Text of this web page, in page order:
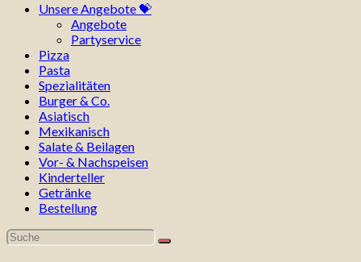
Unsere Angebote 💝
Angebote
Partyservice
Pizza
Pasta
Spezialitäten
Burger & Co.
Asiatisch
Mexikanisch
Salate & Beilagen
Vor- & Nachspeisen
Kinderteller
Getränke
Bestellung